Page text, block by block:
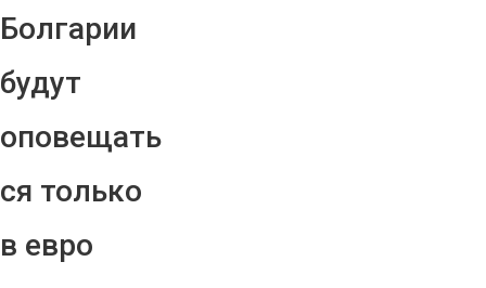
Болгарии
будут
оповещать
ся только
в евро